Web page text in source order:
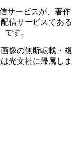
サービスが、著作
信サービスである
です。
像の無断転載・複
光文社に帰属しま